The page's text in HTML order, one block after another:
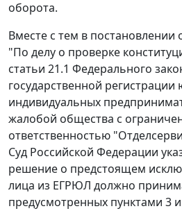
оборота.
Вместе с тем в постановлении
"По делу о проверке
статьи 21.1 Федерального
государственной
индивидуальных
жалобой общества с
ответственностью
Суд Российской Федерации
решение о предстоящем
лица из ЕГРЮЛ должно
предусмотренных пунктами 3